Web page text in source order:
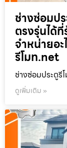
ช่างซ่อมป
ตรงรุ่นได้
จำหน่ายอ
รีโมท.net
ช่างซ่อมประตูรี
ดูเพิ่มเติม »